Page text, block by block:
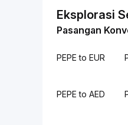
Eksplorasi
Pasangan
PEPE to EUR
PEPE to AED